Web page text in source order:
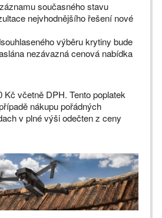
současného stavu
nejvhodnějšího řešení nové
výběru krytiny bude
nezávazná cenová nabídka
Kč včetně DPH. Tento poplatek
nákupu pořádných
v plné výši odečten z ceny